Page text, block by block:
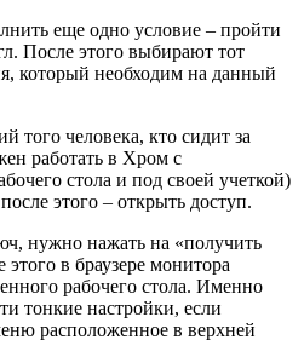
еще одно условие – пройти
После этого выбирают тот
который необходим на данный
того человека, кто сидит за
работать в Хром с
стола и под своей учеткой)
этого – открыть доступ.
нужно нажать на «получить
в браузере монитора
рабочего стола. Именно
тонкие настройки, если
расположенное в верхней